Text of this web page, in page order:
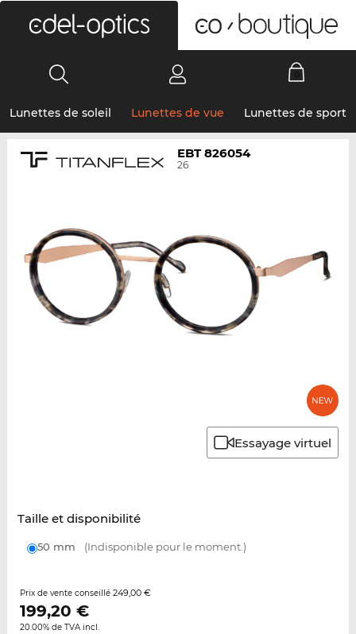
Lunettes de soleil Lunettes de vue Lunettes de sport
EBT 826054
26
Essayage virtuel
Taille et disponibilité
50 mm (Indisponible pour le moment.)
Prix de vente conseillé 249,00 €
199,20 €
20.00% de TVA incl.